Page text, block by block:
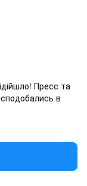
Пресс та
в